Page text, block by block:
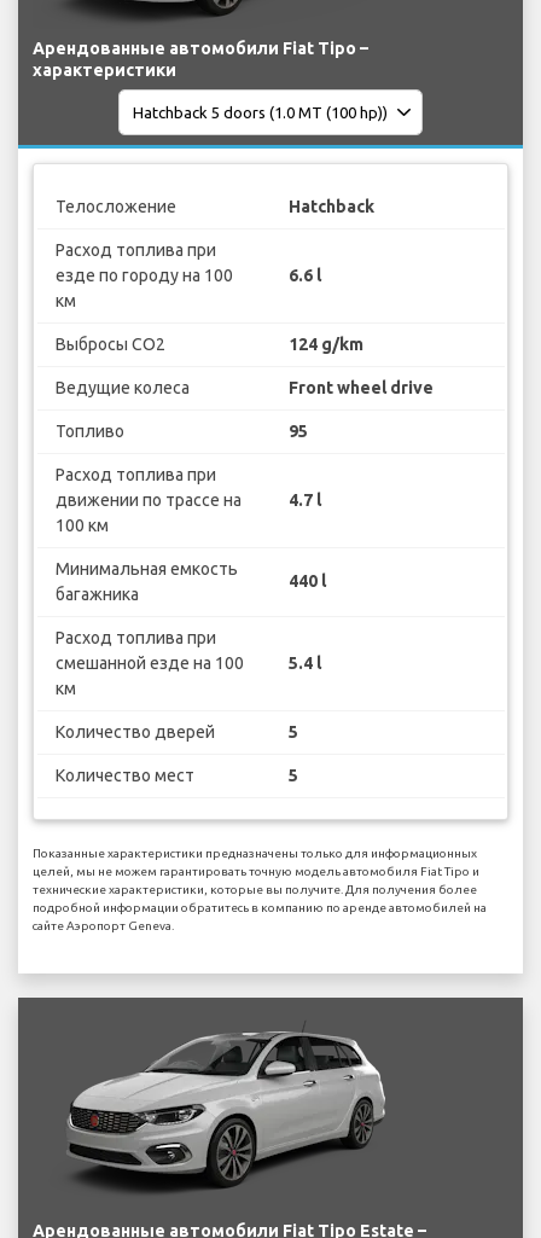
Арендованные автомобили Fiat Tipo –
характеристики
Телосложение Hatchback
Расход топлива при
езде по городу на 100
км
6.6 l
Выбросы CO2 124 g/km
Ведущие колеса Front wheel drive
Топливо 95
Расход топлива при
движении по трассе на
100 км
4.7 l
Минимальная емкость
багажника
440 l
Расход топлива при
смешанной езде на 100
км
5.4 l
Количество дверей 5
Количество мест 5
Показанные характеристики предназначены только для информационных
целей, мы не можем гарантировать точную модель автомобиля Fiat Tipo и
технические характеристики, которые вы получите. Для получения более
подробной информации обратитесь в компанию по аренде автомобилей на
сайте Аэропорт Geneva.
Арендованные автомобили Fiat Tipo Estate –